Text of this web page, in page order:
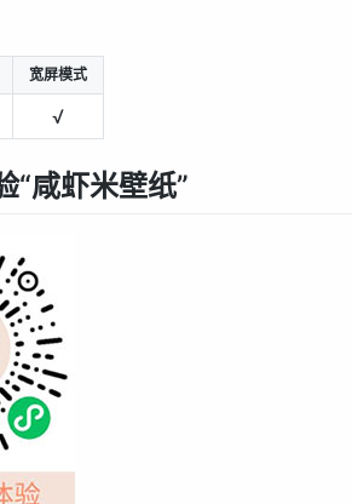
宽屏模式
√
“咸虾米壁纸”